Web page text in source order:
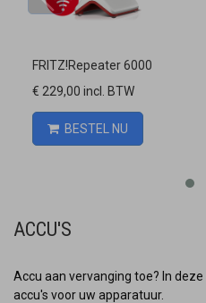
Vergelijk
FRITZ!Repeater 6000
€ 229,00 incl. BTW
BESTEL NU
ACCU'S
Accu aan vervanging toe? In
accu's voor uw apparatuur.